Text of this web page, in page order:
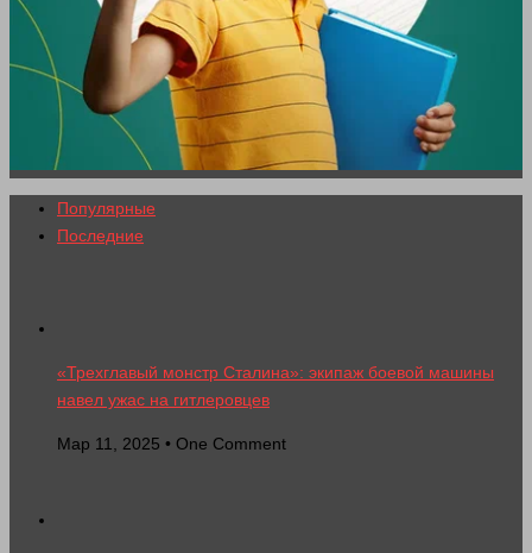
Популярные
Последние
«Трехглавый монстр Сталина»: экипаж боевой машины
навел ужас на гитлеровцев
Мар 11, 2025 • One Comment